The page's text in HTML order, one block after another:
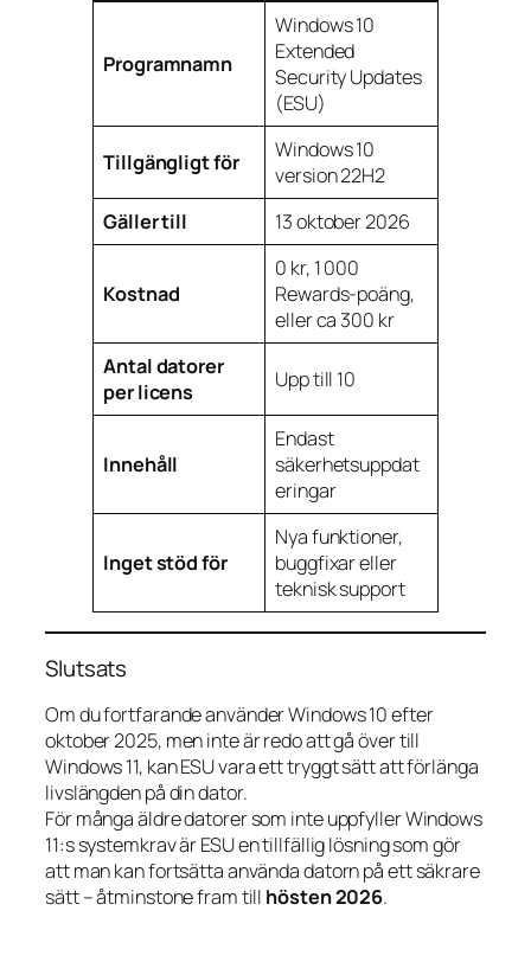
Programnamn
Windows 10
Extended
Security Updates
(ESU)
Tillgängligt för
Windows 10
version 22H2
Gäller till
13 oktober 2026
Kostnad
0 kr, 1 000
Rewards-poäng,
eller ca 300 kr
Antal datorer
per licens
Upp till 10
Innehåll
Endast
säkerhetsuppdat
eringar
Inget stöd för
Nya funktioner,
buggfixar eller
teknisk support
Slutsats
Om du fortfarande använder Windows 10 efter
oktober 2025, men inte är redo att gå över till
Windows 11, kan ESU vara ett tryggt sätt att förlänga
livslängden på din dator.
För många äldre datorer som inte uppfyller Windows
11:s systemkrav är ESU en tillfällig lösning som gör
att man kan fortsätta använda datorn på ett säkrare
sätt – åtminstone fram till hösten 2026.